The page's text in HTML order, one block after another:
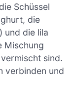
Schüssel
die
und die lila
Mischung
sind.
verbinden und